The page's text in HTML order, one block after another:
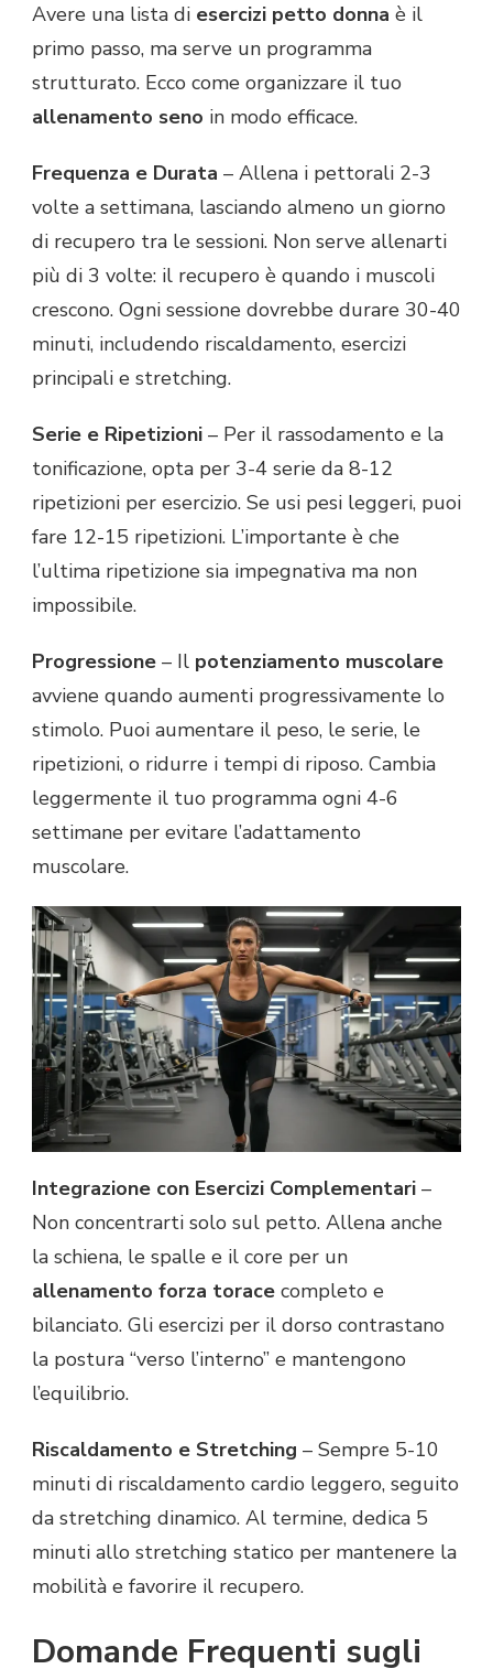
Avere una lista di esercizi petto donna è il
primo passo, ma serve un programma
strutturato. Ecco come organizzare il tuo
allenamento seno in modo efficace.
Frequenza e Durata – Allena i pettorali 2-3
volte a settimana, lasciando almeno un giorno
di recupero tra le sessioni. Non serve allenarti
più di 3 volte: il recupero è quando i muscoli
crescono. Ogni sessione dovrebbe durare 30-40
minuti, includendo riscaldamento, esercizi
principali e stretching.
Serie e Ripetizioni – Per il rassodamento e la
tonificazione, opta per 3-4 serie da 8-12
ripetizioni per esercizio. Se usi pesi leggeri, puoi
fare 12-15 ripetizioni. L’importante è che
l’ultima ripetizione sia impegnativa ma non
impossibile.
Progressione – Il potenziamento muscolare
avviene quando aumenti progressivamente lo
stimolo. Puoi aumentare il peso, le serie, le
ripetizioni, o ridurre i tempi di riposo. Cambia
leggermente il tuo programma ogni 4-6
settimane per evitare l’adattamento
muscolare.
Integrazione con Esercizi Complementari –
Non concentrarti solo sul petto. Allena anche
la schiena, le spalle e il core per un
allenamento forza torace completo e
bilanciato. Gli esercizi per il dorso contrastano
la postura “verso l’interno” e mantengono
l’equilibrio.
Riscaldamento e Stretching – Sempre 5-10
minuti di riscaldamento cardio leggero, seguito
da stretching dinamico. Al termine, dedica 5
minuti allo stretching statico per mantenere la
mobilità e favorire il recupero.
Domande Frequenti sugli